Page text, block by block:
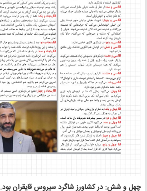
چهل و شش: در کشاورز شاگرد سیروس قایقران بود.